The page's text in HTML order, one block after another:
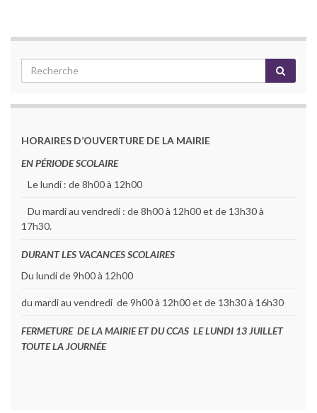
HORAIRES D’OUVERTURE DE LA MAIRIE
EN PÉRIODE SCOLAIRE
Le lundi : de 8h00 à 12h00
Du mardi au vendredi : de 8h00 à 12h00 et de 13h30 à
17h30.
DURANT LES VACANCES SCOLAIRES
Du lundi de 9h00 à 12h00
du mardi au vendredi de 9h00 à 12h00 et de 13h30 à 16h30
FERMETURE DE LA MAIRIE ET DU CCAS LE LUNDI 13 JUILLET
TOUTE LA JOURNÉE